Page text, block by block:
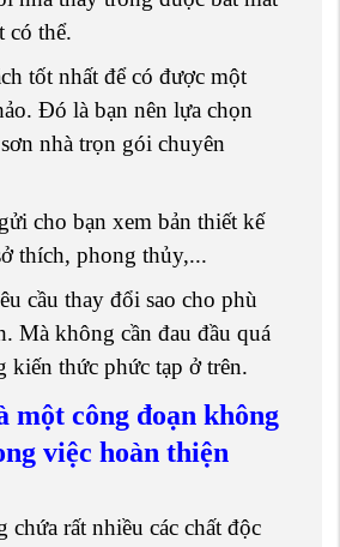
có thể.
tốt nhất để có được một
Đó là bạn nên lựa chọn
nhà trọn gói chuyên
cho bạn xem bản thiết kế
thích, phong thủy,...
cầu thay đổi sao cho phù
Mà không cần đau đầu quá
kiến thức phức tạp ở trên.
một công đoạn không
việc hoàn thiện
chứa rất nhiều các chất độc